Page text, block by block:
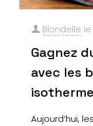
Blondelle le
Gagnez
avec les
Aujourd’hui,